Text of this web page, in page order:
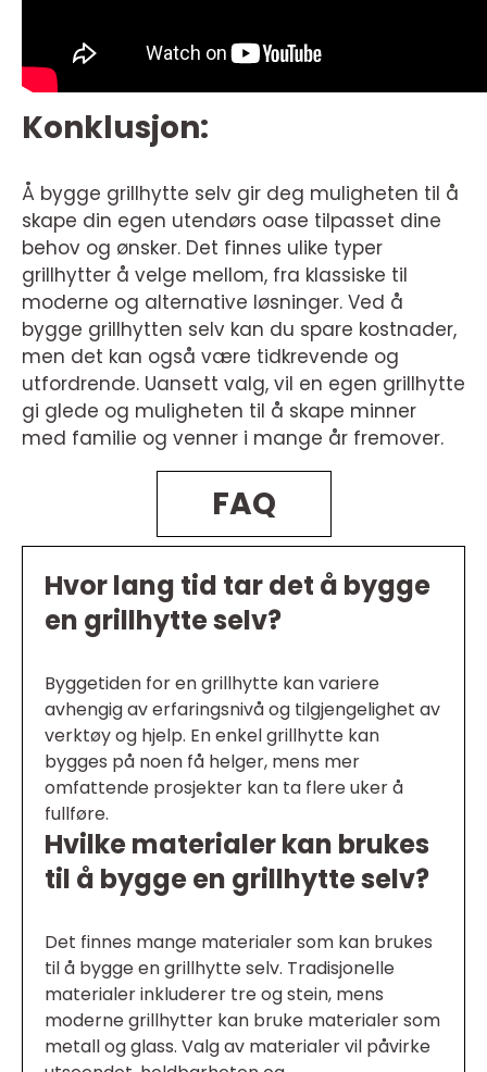
Konklusjon:
Å bygge grillhytte selv gir deg muligheten til å
skape din egen utendørs oase tilpasset dine
behov og ønsker. Det finnes ulike typer
grillhytter å velge mellom, fra klassiske til
moderne og alternative løsninger. Ved å
bygge grillhytten selv kan du spare kostnader,
men det kan også være tidkrevende og
utfordrende. Uansett valg, vil en egen grillhytte
gi glede og muligheten til å skape minner
med familie og venner i mange år fremover.
FAQ
Hvor lang tid tar det å bygge
en grillhytte selv?
Byggetiden for en grillhytte kan variere
avhengig av erfaringsnivå og tilgjengelighet av
verktøy og hjelp. En enkel grillhytte kan
bygges på noen få helger, mens mer
omfattende prosjekter kan ta flere uker å
fullføre.
Hvilke materialer kan brukes
til å bygge en grillhytte selv?
Det finnes mange materialer som kan brukes
til å bygge en grillhytte selv. Tradisjonelle
materialer inkluderer tre og stein, mens
moderne grillhytter kan bruke materialer som
metall og glass. Valg av materialer vil påvirke